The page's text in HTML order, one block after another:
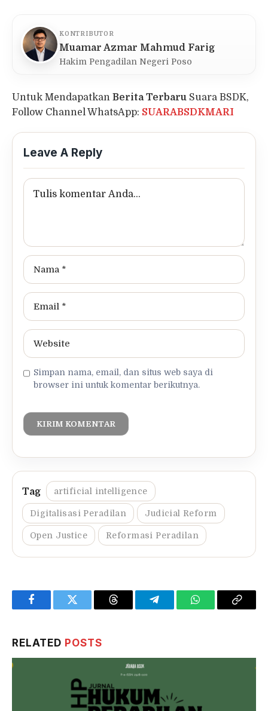
KONTRIBUTOR
Muamar Azmar Mahmud Farig
Hakim Pengadilan Negeri Poso
Untuk Mendapatkan Berita Terbaru Suara BSDK,
Follow Channel WhatsApp: SUARABSDKMARI
Leave A Reply
Simpan nama, email, dan situs web saya di
browser ini untuk komentar berikutnya.
artificial intelligence
Digitalisasi Peradilan Judicial Reform
Open Justice Reformasi Peradilan
FacebookTwitter Threads TelegramWhatsAppCopy
RELATED POSTS